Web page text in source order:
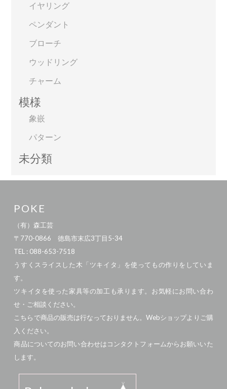
イヤリング
ペンダント
ブローチ
ウッドリング
チャーム
模様
象嵌
パターン
未分類
POKE
（有）森工芸
〒770-0866 徳島市末広3丁目5-34
TEL : 088-653-7518
うすくスライスした木「ツキイタ」を使ってもの作りをしていま
す。
ツキイタを使った家具等の加工も承ります。お気軽にお問い合わ
せ・ご相談ください。
こちらで商品の販売は行なっておりません。Webショップよりご購
入ください。
商品についてのお問い合わせはコンタクトフォームからお願いいた
します。